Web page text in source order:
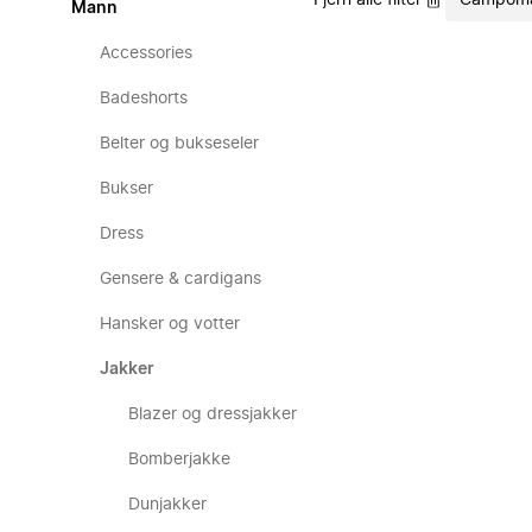
Mann
Accessories
Badeshorts
Belter og bukseseler
Bukser
Dress
Gensere & cardigans
Hansker og votter
Jakker
Blazer og dressjakker
Bomberjakke
Dunjakker